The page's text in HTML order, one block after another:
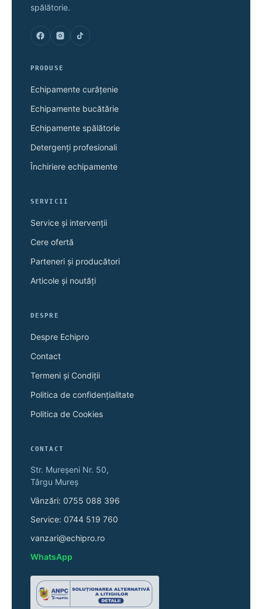
spălătorie.
PRODUSE
Echipamente curățenie
Echipamente bucătărie
Echipamente spălătorie
Detergenți profesionali
Închiriere echipamente
SERVICII
Service și intervenții
Cere ofertă
Parteneri și producători
Articole și noutăți
DESPRE
Despre Echipro
Contact
Termeni și Condiții
Politica de confidențialitate
Politica de Cookies
CONTACT
Str. Mureșeni Nr. 50,
Târgu Mureș
Vânzări: 0755 088 396
Service: 0744 519 760
vanzari@echipro.ro
WhatsApp